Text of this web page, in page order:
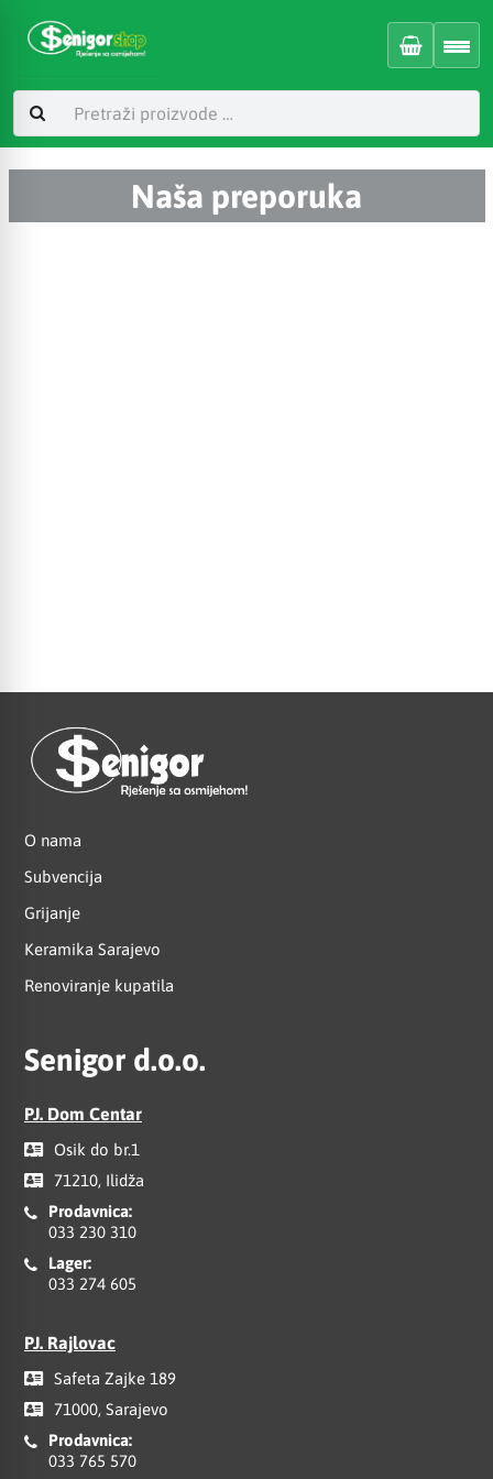
O nama
Subvencija
Grijanje
Keramika Sarajevo
Renoviranje kupatila
Senigor d.o.o.
PJ. Dom Centar
Osik do br.1
71210, Ilidža
Prodavnica:
033 230 310
Lager:
033 274 605
PJ. Rajlovac
Safeta Zajke 189
71000, Sarajevo
Prodavnica:
033 765 570